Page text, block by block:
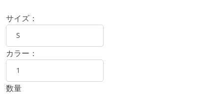
サイズ：
カラー：
数量